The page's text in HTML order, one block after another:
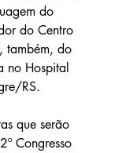
do
do Centro
também, do
no Hospital
RS.
que serão
Congresso